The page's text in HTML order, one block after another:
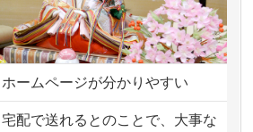
中野区の方からお申込み
愛知県の方からお申込み
虎ノ門の方からお申込み
千葉県の方からお申込み
ホームページが分かりやすい
宅配で送れるとのことで、大事な